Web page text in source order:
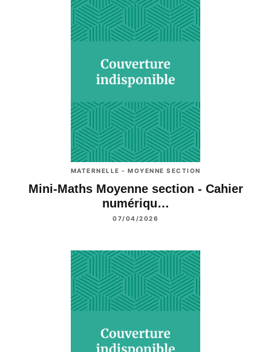
MATERNELLE - MOYENNE SECTION
Mini-Maths Moyenne section - Cahier
numériqu…
07/04/2026